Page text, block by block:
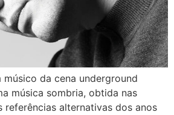
músico da cena underground
música sombria, obtida nas
referências alternativas dos anos